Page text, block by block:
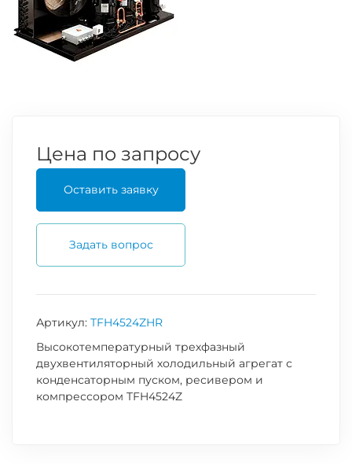
Цена по запросу
Оставить заявку
Задать вопрос
Артикул: TFH4524ZHR
Высокотемпературный трехфазный
двухвентиляторный холодильный агрегат с
конденсаторным пуском, ресивером и
компрессором TFH4524Z